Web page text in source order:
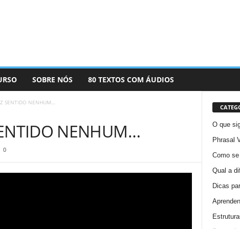
SOBRE NÓS 80 TEXTOS COM ÁUDIOS
SENTIDO NENHUM…
NENHUM…
0
O que
Phrasal
Como
Qual a
Dicas